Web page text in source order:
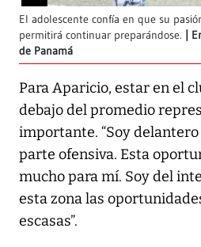
El adolescente confía en que su
permitirá continuar preparándose.
de Panamá
Para Aparicio, estar en el
debajo del promedio
importante. “Soy
parte ofensiva. Esta
mucho para mí. Soy del
esta zona las
escasas”.